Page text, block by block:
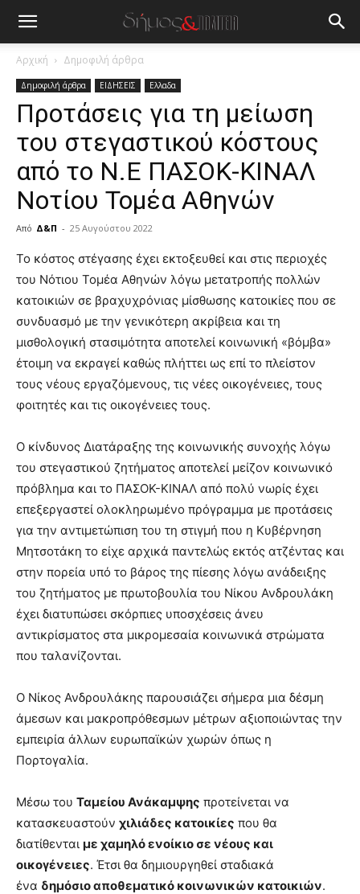
Αρχική Δημοφιλή άρθρα
Δημοφιλή άρθρα ΕΙΔΗΣΕΙΣ Ελλαδα
Προτάσεις για τη μείωση
του στεγαστικού κόστους
από το Ν.Ε ΠΑΣΟΚ-ΚΙΝΑΛ
Νοτίου Τομέα Αθηνών
Από Δ&Π - 25 Αυγούστου 2022
blonde
lesbians
hot
cam
show.desi
xxx
lyons
teaches
the
of
pain.
pornhun
hd
porn
Το κόστος στέγασης έχει εκτοξευθεί και στις περιοχές
του Νότιου Τομέα Αθηνών λόγω μετατροπής πολλών
κατοικιών σε βραχυχρόνιας μίσθωσης κατοικίες που σε
συνδυασμό με την γενικότερη ακρίβεια και τη
μισθολογική στασιμότητα αποτελεί κοινωνική «βόμβα»
έτοιμη να εκραγεί καθώς πλήττει ως επί το πλείστον
τους νέους εργαζόμενους, τις νέες οικογένειες, τους
φοιτητές και τις οικογένειες τους.
Ο κίνδυνος Διατάραξης της κοινωνικής συνοχής λόγω
του στεγαστικού ζητήματος αποτελεί μείζον κοινωνικό
πρόβλημα και το ΠΑΣΟΚ-ΚΙΝΑΛ από πολύ νωρίς έχει
επεξεργαστεί ολοκληρωμένο πρόγραμμα με προτάσεις
για την αντιμετώπιση του τη στιγμή που η Κυβέρνηση
Μητσοτάκη το είχε αρχικά παντελώς εκτός ατζέντας και
στην πορεία υπό το βάρος της πίεσης λόγω ανάδειξης
του ζητήματος με πρωτοβουλία του Νίκου Ανδρουλάκη
έχει διατυπώσει σκόρπιες υποσχέσεις άνευ
αντικρίσματος στα μικρομεσαία κοινωνικά στρώματα
που ταλανίζονται.
Ο Νίκος Ανδρουλάκης παρουσιάζει σήμερα μια δέσμη
άμεσων και μακροπρόθεσμων μέτρων αξιοποιώντας την
εμπειρία άλλων ευρωπαϊκών χωρών όπως η
Πορτογαλία.
Μέσω του Ταμείου Ανάκαμψης προτείνεται να
κατασκευαστούν χιλιάδες κατοικίες που θα
διατίθενται με χαμηλό ενοίκιο σε νέους και
οικογένειες. Έτσι θα δημιουργηθεί σταδιακά
ένα δημόσιο αποθεματικό κοινωνικών κατοικιών.